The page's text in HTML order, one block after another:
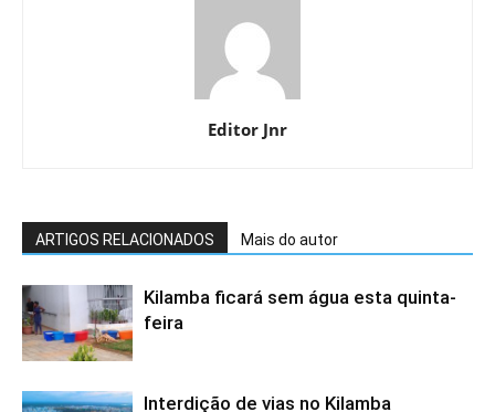
Editor Jnr
ARTIGOS RELACIONADOS Mais do autor
Kilamba ficará sem água esta quinta-
feira
Interdição de vias no Kilamba